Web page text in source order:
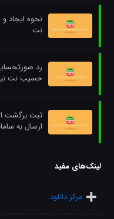
نحوه ایجاد
نت
رد
حسیب نت
ثبت برگشت
ارسال به
لینک‌های مفید
مرکز دانلود